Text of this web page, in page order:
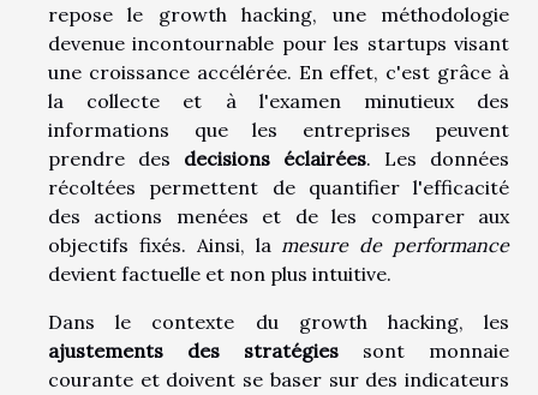
repose le growth hacking, une méthodologie
devenue incontournable pour les startups visant
une croissance accélérée. En effet, c'est grâce à
la collecte et à l'examen minutieux des
informations que les entreprises peuvent
prendre des decisions éclairées. Les données
récoltées permettent de quantifier l'efficacité
des actions menées et de les comparer aux
objectifs fixés. Ainsi, lamesure de performance
devient factuelle et non plus intuitive.
Dans le contexte du growth hacking, les
ajustements des stratégies sont monnaie
courante et doivent se baser sur des indicateurs